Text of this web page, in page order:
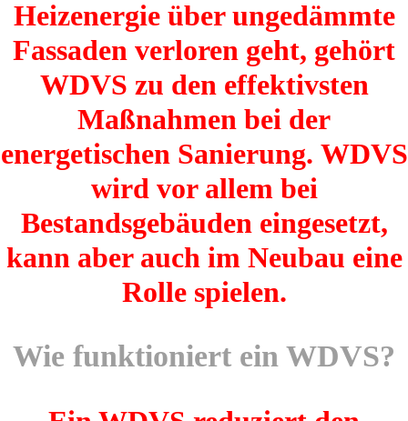
Heizenergie über ungedämmte
Fassaden verloren geht, gehört
WDVS zu den effektivsten
Maßnahmen bei der
energetischen Sanierung. WDVS
wird vor allem bei
Bestandsgebäuden eingesetzt,
kann aber auch im Neubau eine
Rolle spielen.
Wie funktioniert ein WDVS?